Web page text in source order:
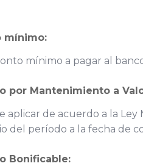
mínimo:
mínimo a pagar al
por Mantenimiento a
aplicar de acuerdo a la Ley
del período a la fecha de
Bonificable: